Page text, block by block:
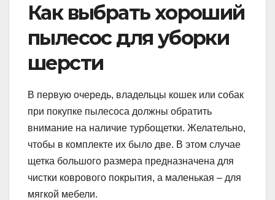
Как выбрать хороший
пылесос для уборки
шерсти
В первую очередь, владельцы кошек или собак
при покупке пылесоса должны обратить
внимание на наличие турбощетки. Желательно,
чтобы в комплекте их было две. В этом случае
щетка большого размера предназначена для
чистки коврового покрытия, а маленькая – для
мягкой мебели.